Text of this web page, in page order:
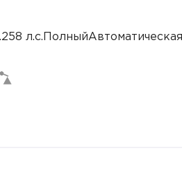
258 л.с. ПолныйАвтоматическая